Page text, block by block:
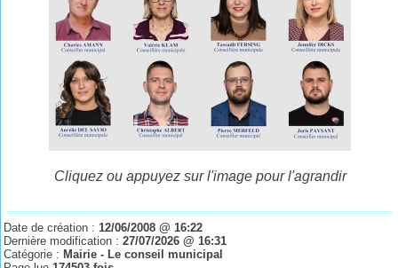
Cliquez ou appuyez sur l'image pour l'agrandir
Date de création :12/06/2008 @ 16:22
Dernière modification :27/07/2026 @ 16:31
Catégorie : Mairie - Le conseil municipal